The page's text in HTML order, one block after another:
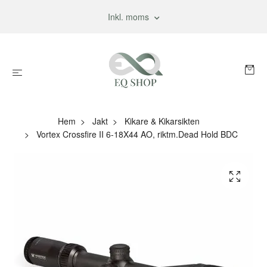
Inkl. moms
Hem Jakt
Kikare & Kikarsikten
Vortex Crossfire II 6-18X44 AO, riktm.Dead Hold BDC